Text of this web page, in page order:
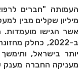
העמותה "חברים
מיליון שקלים מבין
אשר הגישו
ב-2022, כחלק
יותר בישראל,
מעניקה החברה מענק